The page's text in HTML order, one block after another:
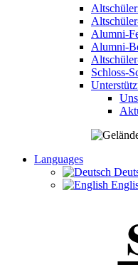
Alumni-
Alumni-
Schloss-
Languages